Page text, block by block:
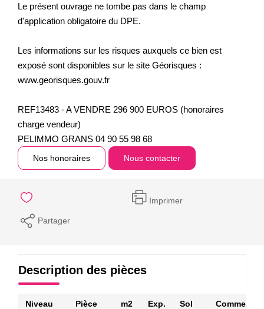
Le présent ouvrage ne tombe pas dans le champ
d'application obligatoire du DPE.
Les informations sur les risques auxquels ce bien est
exposé sont disponibles sur le site Géorisques :
www.georisques.gouv.fr
REF13483 - A VENDRE 296 900 EUROS (honoraires
charge vendeur)
PELIMMO GRANS 04 90 55 98 68
Nos honoraires Nous contacter
Imprimer
Partager
Description des pièces
Niveau Pièce m2 Exp. Sol